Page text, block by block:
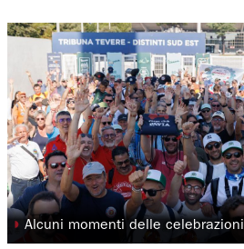
◗ Alcuni momenti delle celebrazioni